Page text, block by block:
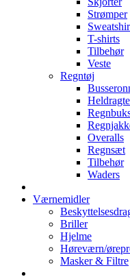
Strømper
T-shirts
Tilbehør
Veste
Regntøj
Overalls
Regnsæt
Tilbehør
Waders
Værnemidler
Briller
Hjelme
Høreværn/
Masker & Filtre